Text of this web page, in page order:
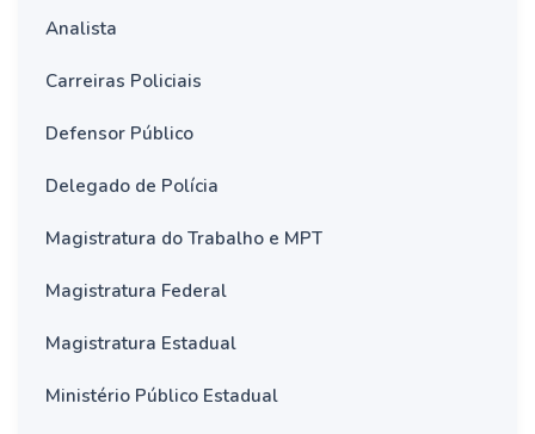
Analista
Carreiras Policiais
Defensor Público
Delegado de Polícia
Magistratura do Trabalho e MPT
Magistratura Federal
Magistratura Estadual
Ministério Público Estadual